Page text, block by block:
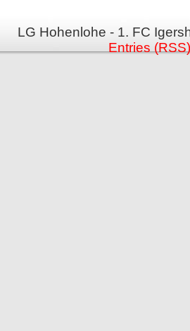
LG Hohenlohe - 1. FC
Entries (RSS)